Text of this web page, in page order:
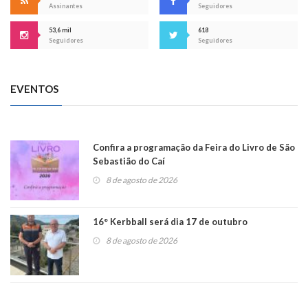
Assinantes
Seguidores
53,6 mil
Seguidores
618
Seguidores
EVENTOS
Confira a programação da Feira do Livro de São
Sebastião do Caí
8 de agosto de 2026
16° Kerbball será dia 17 de outubro
8 de agosto de 2026